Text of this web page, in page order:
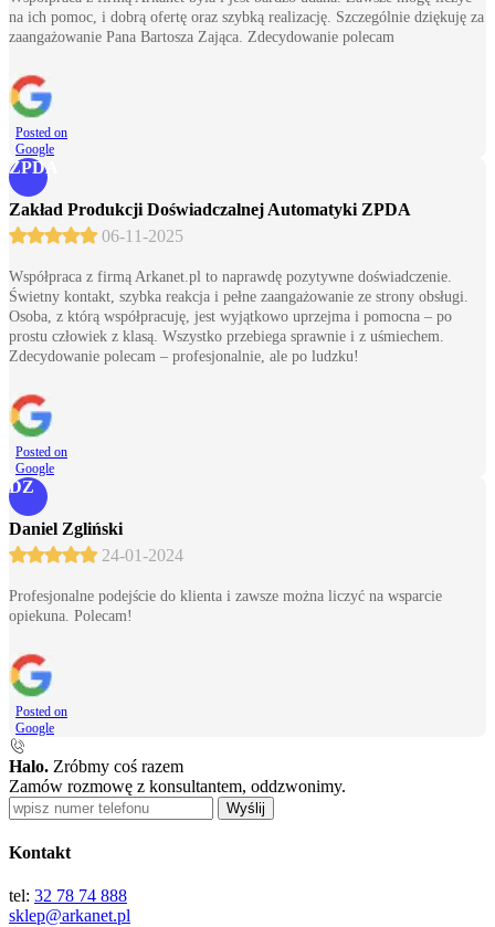
na ich pomoc, i dobrą ofertę oraz szybką realizację. Szczególnie dziękuję za
zaangażowanie Pana Bartosza Zająca. Zdecydowanie polecam
Posted on
Google
ZPDA
Zakład Produkcji Doświadczalnej Automatyki ZPDA
06-11-2025
Współpraca z firmą Arkanet.pl to naprawdę pozytywne doświadczenie.
Świetny kontakt, szybka reakcja i pełne zaangażowanie ze strony obsługi.
Osoba, z którą współpracuję, jest wyjątkowo uprzejma i pomocna – po
prostu człowiek z klasą. Wszystko przebiega sprawnie i z uśmiechem.
Zdecydowanie polecam – profesjonalnie, ale po ludzku!
Posted on
Google
DZ
Daniel Zgliński
24-01-2024
Profesjonalne podejście do klienta i zawsze można liczyć na wsparcie
opiekuna. Polecam!
Posted on
Google
Halo. Zróbmy coś razem
Zamów rozmowę z konsultantem, oddzwonimy.
Wyślij
Kontakt
tel: 32 78 74 888
sklep@arkanet.pl